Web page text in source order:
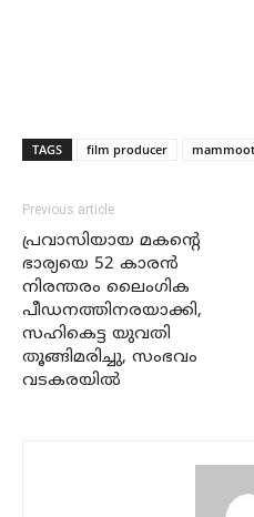
TAGS film producer
Previous article
പ്രവാസിയായ മകന്റെ
ഭാര്യയെ 52 കാരന്‍
നിരന്തരം ലൈംഗിക
പീഡനത്തിനരയാക്കി,
സഹികെട്ട യുവതി
തൂങ്ങിമരിച്ചു, സംഭവം
വടകരയില്‍